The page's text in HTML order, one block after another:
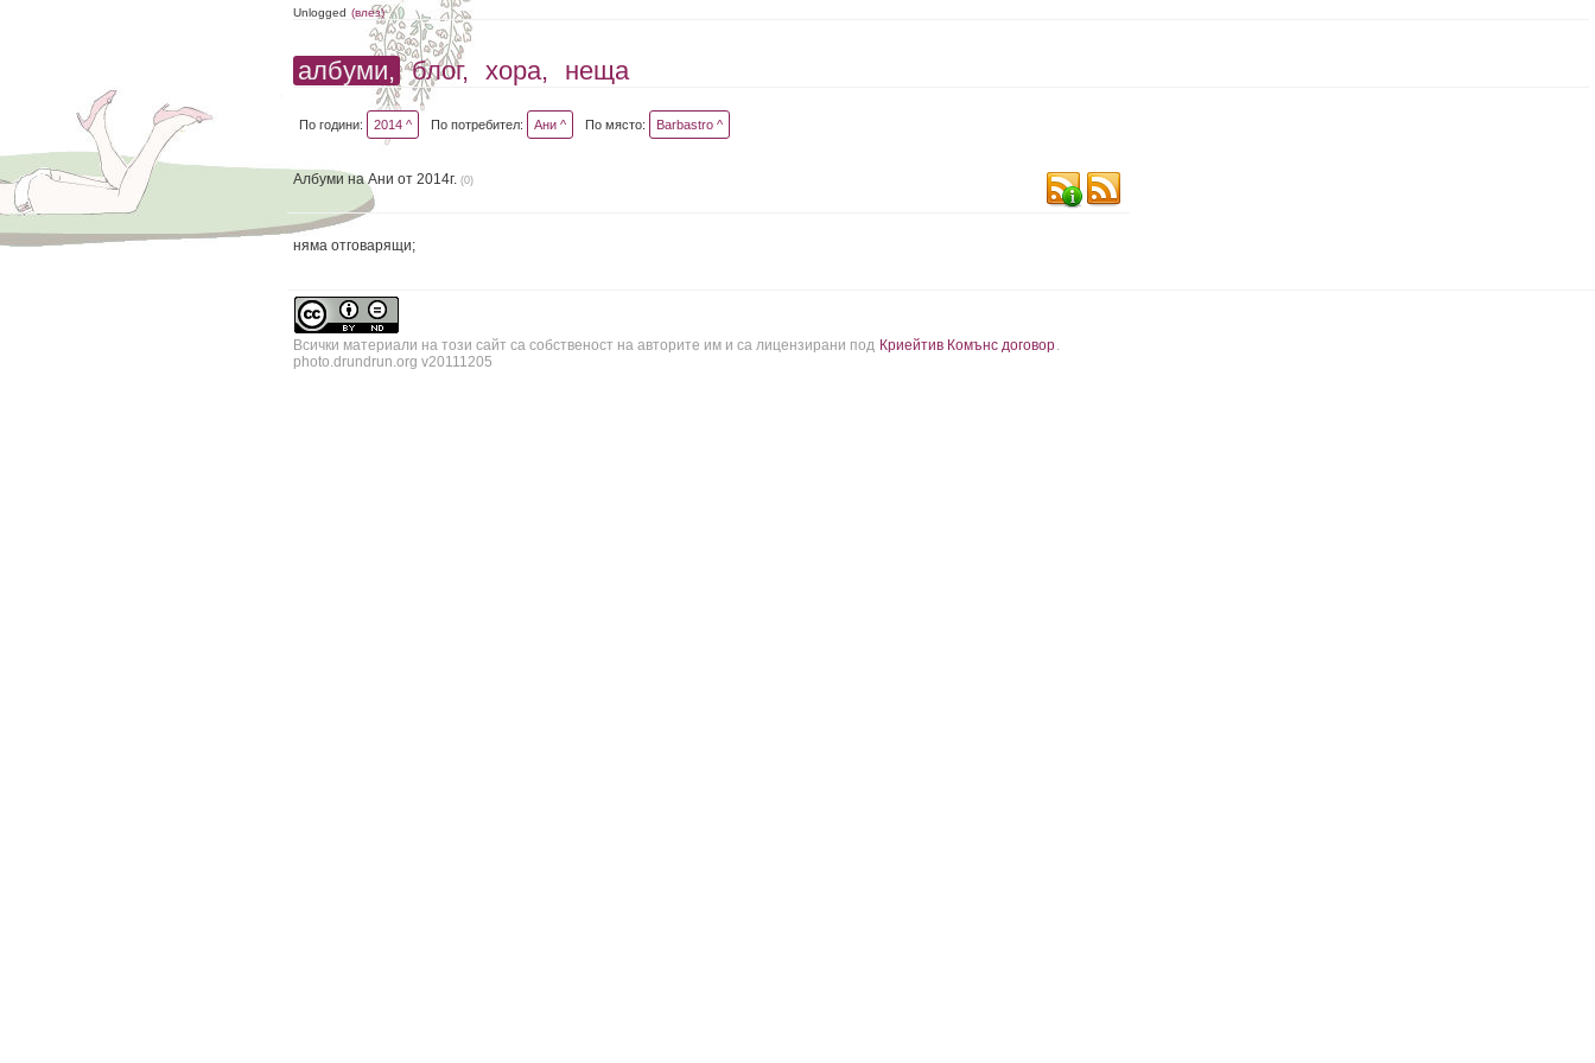
Unlogged (влез)
албуми, блог, хора, неща
По години: 2014 ^ По потребител: Ани ^ По място: Barbastro ^
Албуми на Ани от 2014г. (0)
няма отговарящи;
Всички материали на този сайт са собственост на авторите им и са лицензирани под Криейтив Комънс договор.
photo.drundrun.org v20111205